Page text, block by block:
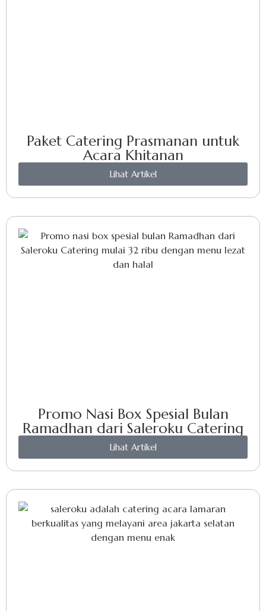
Paket Catering Prasmanan untuk
Acara Khitanan
Lihat Artikel
Promo Nasi Box Spesial Bulan
Ramadhan dari Saleroku Catering
Lihat Artikel